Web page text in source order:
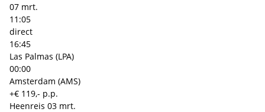
07 mrt.
11:05
direct
16:45
Las Palmas (LPA)
00:00
Amsterdam (AMS)
+€ 119,- p.p.
Heenreis 03 mrt.